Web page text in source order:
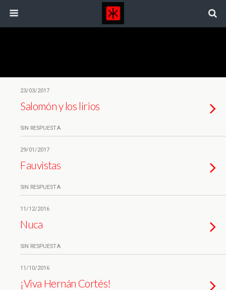
23/03/2017
Salomón y los lirios
SIN RESPUESTA
29/01/2017
Fauvistas
SIN RESPUESTA
11/12/2016
Nuca
SIN RESPUESTA
11/10/2016
¡Viva Hernán Cortés!